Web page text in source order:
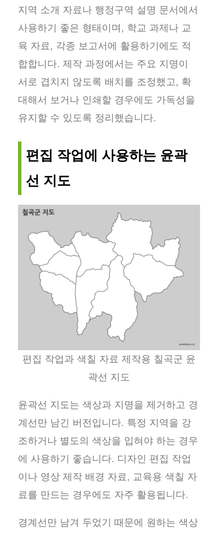
지역 소개 자료나 행정구역 설명 문서에서
사용하기 좋은 형태이며, 학교 과제나 교
육 자료, 각종 보고서에 활용하기에도 적
합합니다. 제작 과정에서는 주요 지명이
서로 겹치지 않도록 배치를 조정했고, 확
대해서 보거나 인쇄할 경우에도 가독성을
유지할 수 있도록 정리했습니다.
편집 작업에 사용하는 윤곽
선 지도
편집 작업과 색칠 자료 제작용 칠곡군 윤
곽선 지도
윤곽선 지도는 색상과 지명을 제거하고 경
계선만 남긴 버전입니다. 특정 지역을 강
조하거나 별도의 색상을 입혀야 하는 경우
에 사용하기 좋습니다. 디자인 편집 작업
이나 영상 제작 배경 자료, 교육용 색칠 자
료를 만드는 경우에도 자주 활용됩니다.
경계선만 남겨 두었기 때문에 원하는 색상